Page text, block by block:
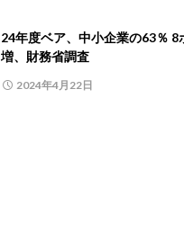
24年度ベア、中小企業の63％ 8
増、財務省調査
2024年4月22日